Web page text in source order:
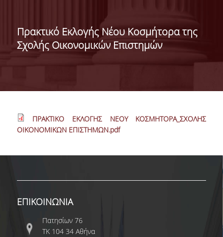
ΔΙΟΙΚΗΣΗ ΤΟΥ ΤΜΗΜΑΤΟΣ
ΓΙΑ ΜΑΘΗΤΕΣ Γ' ΛΥΚΕΙΟΥ
ΕΠΙΤΙΜΟΙ ΔΙΔΑΚΤΟΡΕΣ
E.ΔΙ.Π.
Πρακτικό Εκλογής Νέου Κοσμήτορα της
Σχολής Οικονομικών Επιστημών
ΠΡΑΚΤΙΚΟ ΕΚΛΟΓΗΣ ΝΕΟΥ ΚΟΣΜΗΤΟΡΑ_ΣΧΟΛΗΣ
ΟΙΚΟΝΟΜΙΚΩΝ ΕΠΙΣΤΗΜΩΝ.pdf
ΕΠΙΚΟΙΝΩΝΙΑ
Πατησίων 76
ΤΚ 104 34 Αθήνα